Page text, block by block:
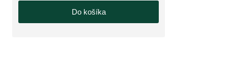
Do košíka